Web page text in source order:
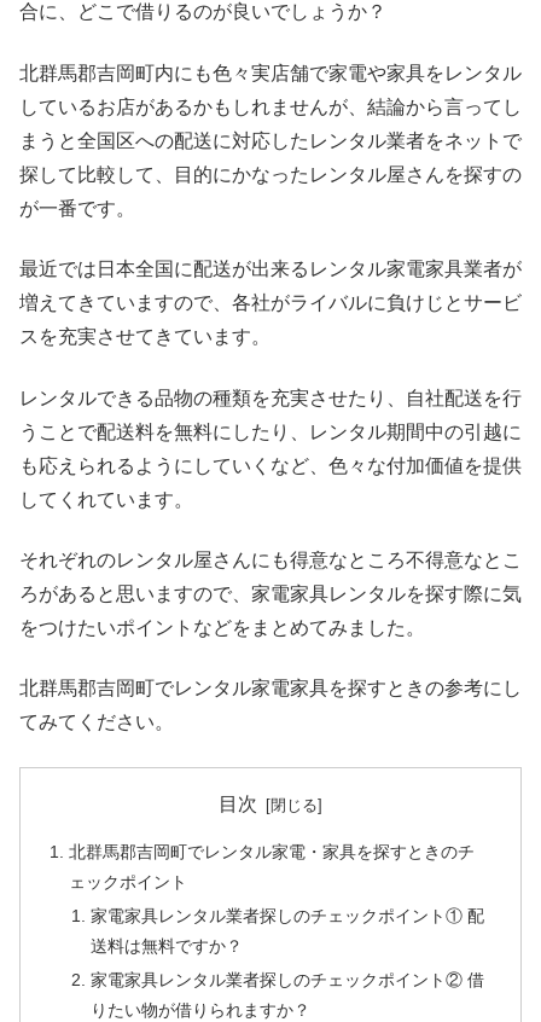
合に、どこで借りるのが良いでしょうか？
北群馬郡吉岡町内にも色々実店舗で家電や家具をレンタル
しているお店があるかもしれませんが、結論から言ってし
まうと全国区への配送に対応したレンタル業者をネットで
探して比較して、目的にかなったレンタル屋さんを探すの
が一番です。
最近では日本全国に配送が出来るレンタル家電家具業者が
増えてきていますので、各社がライバルに負けじとサービ
スを充実させてきています。
レンタルできる品物の種類を充実させたり、自社配送を行
うことで配送料を無料にしたり、レンタル期間中の引越に
も応えられるようにしていくなど、色々な付加価値を提供
してくれています。
それぞれのレンタル屋さんにも得意なところ不得意なとこ
ろがあると思いますので、家電家具レンタルを探す際に気
をつけたいポイントなどをまとめてみました。
北群馬郡吉岡町でレンタル家電家具を探すときの参考にし
てみてください。
目次
北群馬郡吉岡町でレンタル家電・家具を探すときのチ
ェックポイント
家電家具レンタル業者探しのチェックポイント① 配
送料は無料ですか？
家電家具レンタル業者探しのチェックポイント② 借
りたい物が借りられますか？